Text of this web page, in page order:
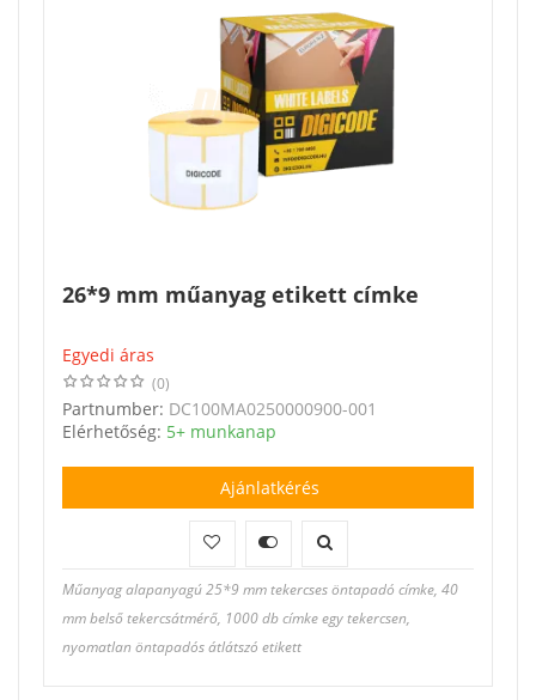
26*9 mm műanyag etikett címke
Egyedi áras
(0)
Partnumber: DC100MA0250000900-001
Elérhetőség: 5+ munkanap
Ajánlatkérés
Műanyag alapanyagú 25*9 mm tekercses öntapadó címke, 40
mm belső tekercsátmérő, 1000 db címke egy tekercsen,
nyomatlan öntapadós átlátszó etikett